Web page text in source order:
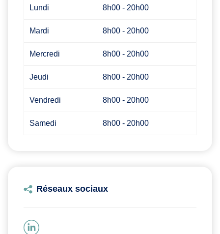
Lundi 8h00 - 20h00
Mardi 8h00 - 20h00
Mercredi 8h00 - 20h00
Jeudi 8h00 - 20h00
Vendredi 8h00 - 20h00
Samedi 8h00 - 20h00
Réseaux sociaux